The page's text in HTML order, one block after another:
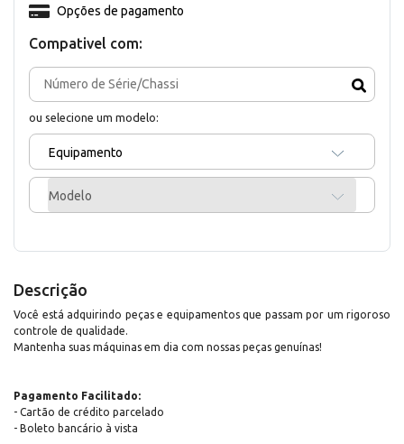
Compativel com:
ou selecione um modelo:
Equipamento
Modelo
Opções de pagamento
Descrição
Você está adquirindo peças e equipamentos que passam por um rigoroso
controle de qualidade.
Mantenha suas máquinas em dia com nossas peças genuínas!
Pagamento Facilitado:
- Cartão de crédito parcelado
- Boleto bancário à vista